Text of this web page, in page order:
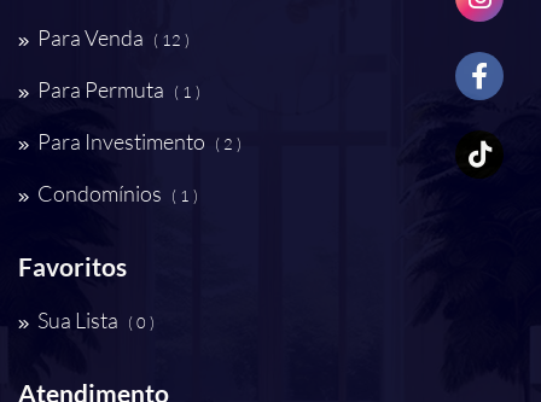
Para Venda ( 12 )
Para Permuta ( 1 )
Para Investimento ( 2 )
Condomínios ( 1 )
Favoritos
Sua Lista ( 0 )
Atendimento